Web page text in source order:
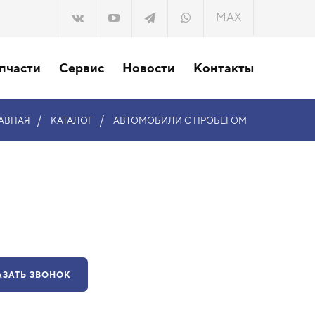
MAX
Сервис Новости Контакты
/ КАТАЛОГ / АВТОМОБИЛИ С ПРОБЕГОМ
ЗВОНОК